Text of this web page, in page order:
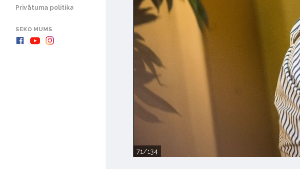
Privātuma politika
SEKO MUMS
71/134